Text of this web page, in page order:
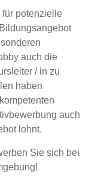
potenzielle
auch die
/ in zu
haben
auch
lohnt.
Sie sich bei